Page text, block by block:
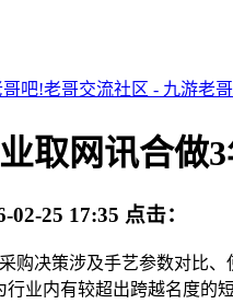
吧!老哥交流社区 - 九游老
取网讯合做
02-25 17:35 点击：
决策涉及手艺参数对比、
行业内有较超出跨越名度